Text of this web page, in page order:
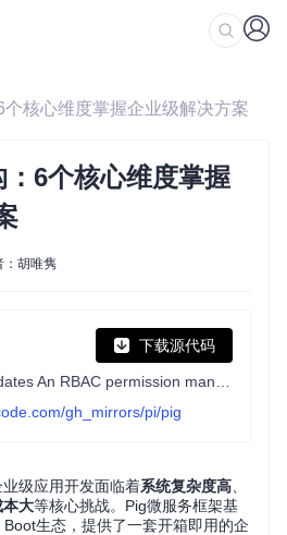
核心维度掌握企业级解决方案
6个核心维度掌握
：胡唯隽
下载源代码
gh_mirrors/pi/pig
级应用开发面临着系统复杂度高
本大等核心挑战。Pig微服务框架基
生态，提供了一套开箱即用的企